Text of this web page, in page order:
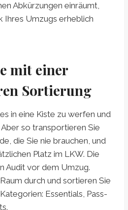
Abkürzungen einräumt,
Ihres Umzugs erheblich
mit einer
Sortierung
in eine Kiste zu werfen und
so transportieren Sie
die Sie nie brauchen, und
Platz im LKW. Die
Audit vor dem Umzug.
durch und sortieren Sie
Essentials, Pass-